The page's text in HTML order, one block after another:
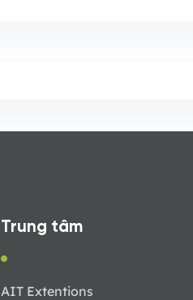
Trung tâm
AIT Extentions